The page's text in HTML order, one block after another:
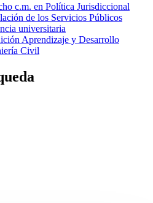
c.m. en Política Jurisdiccional
de los Servicios Públicos
universitaria
Aprendizaje y Desarrollo
Civil